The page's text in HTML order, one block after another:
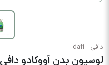
دافی dafi
لوسیون بدن آووکادو دافی